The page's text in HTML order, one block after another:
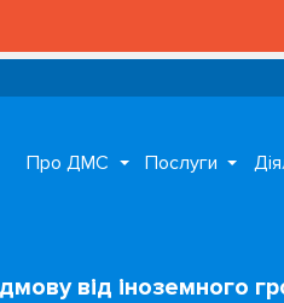
Про ДМС Послуги
від іноземного